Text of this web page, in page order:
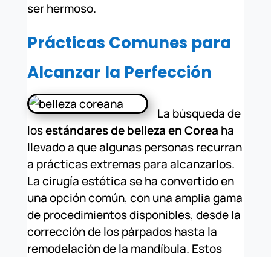
ser hermoso.
Prácticas Comunes para
Alcanzar la Perfección
La búsqueda de
losestándares de belleza en Corea ha
llevado a que algunas personas recurran
a prácticas extremas para alcanzarlos.
La cirugía estética se ha convertido en
una opción común, con una amplia gama
de procedimientos disponibles, desde la
corrección de los párpados hasta la
remodelación de la mandíbula. Estos